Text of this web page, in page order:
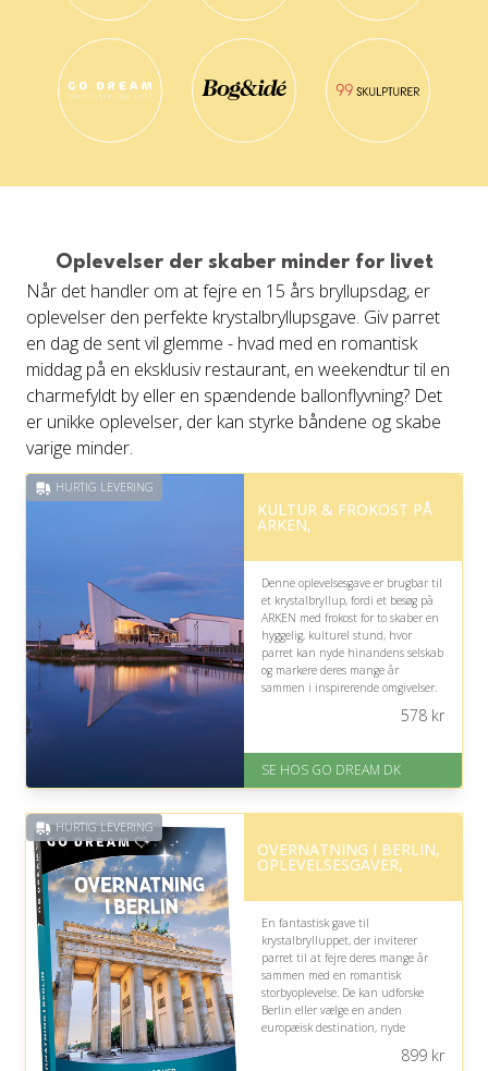
Oplevelser der skaber minder for livet
Når det handler om at fejre en 15 års bryllupsdag, er
oplevelser den perfekte krystalbryllupsgave. Giv parret
en dag de sent vil glemme - hvad med en romantisk
middag på en eksklusiv restaurant, en weekendtur til en
charmefyldt by eller en spændende ballonflyvning? Det
er unikke oplevelser, der kan styrke båndene og skabe
varige minder.
HURTIG LEVERING
KULTUR & FROKOST PÅ
ARKEN,
Denne oplevelsesgave er brugbar til
et krystalbryllup, fordi et besøg på
ARKEN med frokost for to skaber en
hyggelig, kulturel stund, hvor
parret kan nyde hinandens selskab
og markere deres mange år
sammen i inspirerende omgivelser.
578kr
SE HOS GO DREAM DK
HURTIG LEVERING
OVERNATNING I BERLIN,
OPLEVELSESGAVER,
En fantastisk gave til
krystalbrylluppet, der inviterer
parret til at fejre deres mange år
sammen med en romantisk
storbyoplevelse. De kan udforske
Berlin eller vælge en anden
europæisk destination, nyde
seværdigheder og en hyggelig899kr